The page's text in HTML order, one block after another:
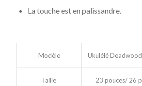
La touche est en palissandre.
Modèle Ukulélé
Taille 23 pouces/ 26